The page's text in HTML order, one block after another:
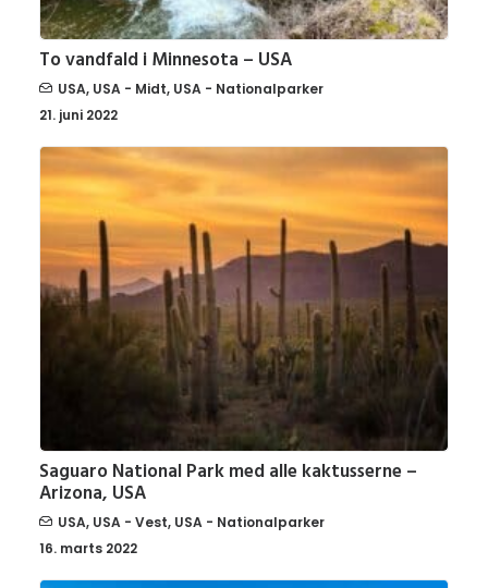
To vandfald i Minnesota – USA
USA, USA - Midt, USA - Nationalparker
21. juni 2022
Saguaro National Park med alle kaktusserne –
Arizona, USA
USA, USA - Vest, USA - Nationalparker
16. marts 2022